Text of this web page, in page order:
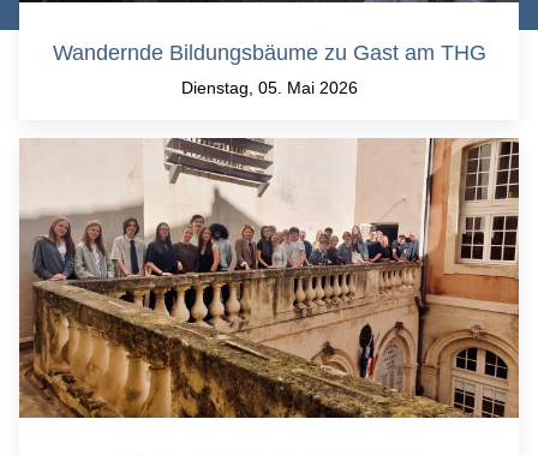
Wandernde Bildungsbäume zu Gast am THG
Dienstag, 05. Mai 2026